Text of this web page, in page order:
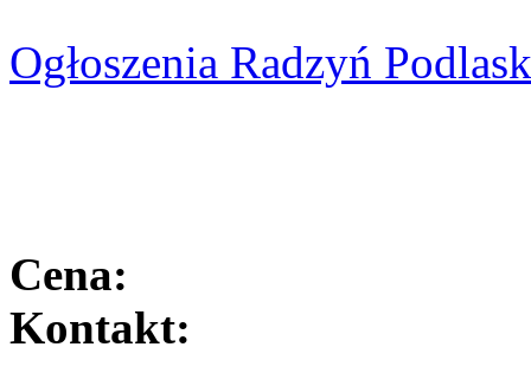
Ogłoszenia Radzyń
Cena:
Kontakt: